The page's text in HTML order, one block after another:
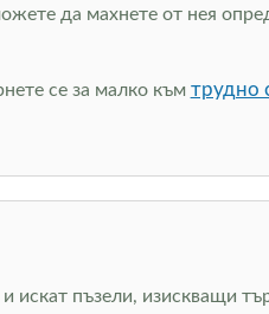
да махнете от нея
се за малко към трудно
искат пъзели, изискващи